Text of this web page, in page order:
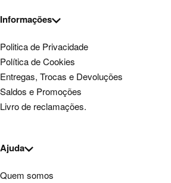
Informações
Politica de Privacidade
Política de Cookies
Entregas, Trocas e Devoluções
Saldos e Promoções
Livro de reclamações.
Ajuda
Quem somos